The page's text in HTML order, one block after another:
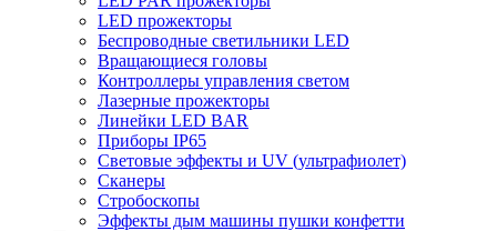
LED прожекторы
Беспроводные светильники LED
Вращающиеся головы
Контроллеры управления светом
Лазерные прожекторы
Линейки LED BAR
Приборы IP65
Световые эффекты и UV (ультрафиолет)
Сканеры
Стробоскопы
Эффекты дым машины пушки конфетти